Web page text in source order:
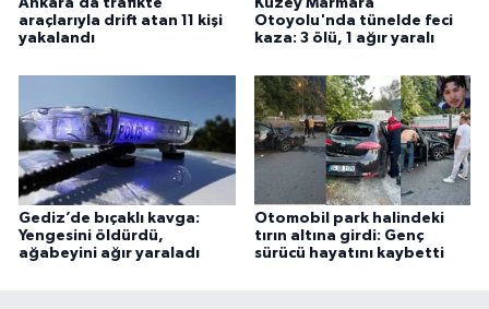
Ankara’da trafikte
araçlarıyla drift atan 11 kişi
yakalandı
Kuzey Marmara
Otoyolu'nda tünelde feci
kaza: 3 ölü, 1 ağır yaralı
Gediz’de bıçaklı kavga:
Yengesini öldürdü,
ağabeyini ağır yaraladı
Otomobil park halindeki
tırın altına girdi: Genç
sürücü hayatını kaybetti